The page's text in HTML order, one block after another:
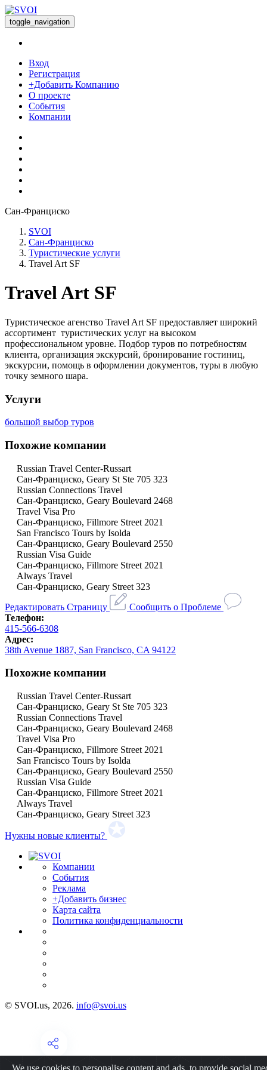
toggle_navigation
Вход
Регистрация
+Добавить Компанию
О проекте
События
Компании
Сан-Франциско
SVOI
Сан-Франциско
Туристические услуги
Travel Art SF
Travel Art SF
Туристическое агенство Travel Art SF предоставляет широкий
ассортимент туристических услуг на высоком
профессиональном уровне. Подбор туров по потребностям
клиента, организация экскурсий, бронирование гостиниц,
экскурсии, помощь в оформлении документов, туры в любую
точку земного шара.
Услуги
большой выбор туров
Похожие компании
Russian Travel Center-Russart
Сан-Франциско, Geary St Ste 705 323
Russian Connections Travel
Сан-Франциско, Geary Boulevard 2468
Travel Visa Pro
Сан-Франциско, Fillmore Street 2021
San Francisco Tours by Isolda
Сан-Франциско, Geary Boulevard 2550
Russian Visa Guide
Сан-Франциско, Fillmore Street 2021
Always Travel
Сан-Франциско, Geary Street 323
Редактировать Страницу
Сообщить о Проблеме
Телефон:
415-566-6308
Адрес:
38th Avenue 1887, San Francisco, CA 94122
Похожие компании
Russian Travel Center-Russart
Сан-Франциско, Geary St Ste 705 323
Russian Connections Travel
Сан-Франциско, Geary Boulevard 2468
Travel Visa Pro
Сан-Франциско, Fillmore Street 2021
San Francisco Tours by Isolda
Сан-Франциско, Geary Boulevard 2550
Russian Visa Guide
Сан-Франциско, Fillmore Street 2021
Always Travel
Сан-Франциско, Geary Street 323
Нужны новые клиенты?
Компании
События
Реклама
+Добавить бизнес
Карта сайта
Политика конфиденциальности
© SVOI.us, 2026. info@svoi.us
We use cookies to personalise content and ads, to provide social